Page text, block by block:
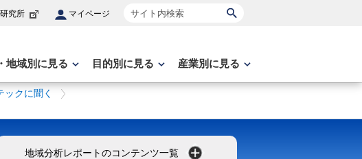
究所 マイページ サイト内検索
地域別に見る 目的別に見る 産業別に見る
クに聞く
地域分析レポートのコンテンツ一覧